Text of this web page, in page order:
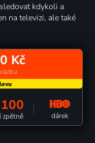
kdykoli a
na televizi, ale také
Kč
100
zpětně dárek